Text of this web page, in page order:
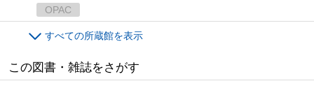
OPAC
すべての所蔵館を表示
この図書・雑誌をさがす